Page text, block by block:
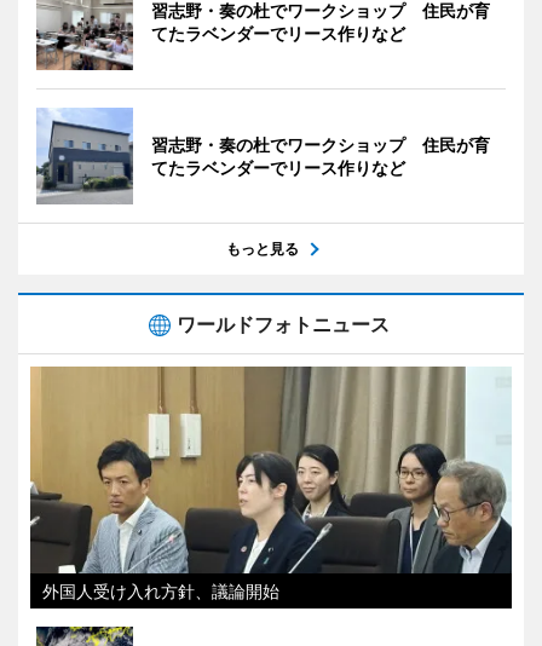
習志野・奏の杜でワークショップ 住民が育
てたラベンダーでリース作りなど
習志野・奏の杜でワークショップ 住民が育
てたラベンダーでリース作りなど
もっと見る
ワールドフォトニュース
外国人受け入れ方針、議論開始